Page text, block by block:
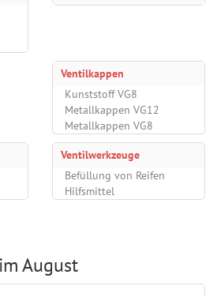
Ventilkappen
Kunststoff VG8
Metallkappen VG12
Metallkappen VG8
Ventilwerkzeuge
Befüllung von Reifen
Hilfsmittel
August